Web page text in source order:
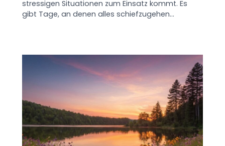
stressigen Situationen zum Einsatz kommt. Es
gibt Tage, an denen alles schiefzugehen…